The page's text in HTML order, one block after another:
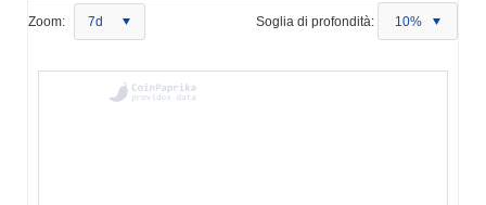
Zoom: 7d Soglia di profondità: 10%